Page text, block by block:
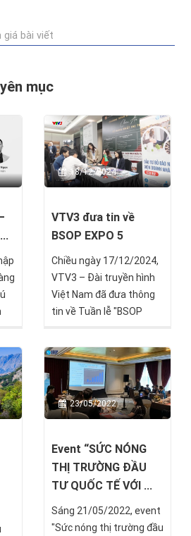
giá bài viết
mục
18/12/2024
VTV3 đưa tin về
BSOP EXPO 5
Chiều ngày 17/12/2024,
VTV3 – Đài truyền hình
Việt Nam đã đưa thông
tin về Tuần lễ "BSOP
GLOBAL INVESTMENT
WEEK" được tổ chức bởi
BSOP. Điều này không chỉ
khẳng định quy mô và
tầm ảnh hưởng của sự
chứng rõ ràng cho chất
lượng và giá trị mà sự
kiện mang lại.
23/05/2022
Event “SỨC NÓNG
THỊ TRƯỜNG ĐẦU
TƯ QUỐC TẾ VỚI ...
Sáng 21/05/2022, event
"Sức nóng thị trường đầu